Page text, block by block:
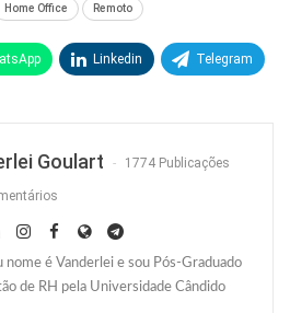
Home Office Remoto
Linkedin Telegram
Goulart 1774 Publicações
nome é Vanderlei e sou Pós-Graduado
de RH pela Universidade Cândido